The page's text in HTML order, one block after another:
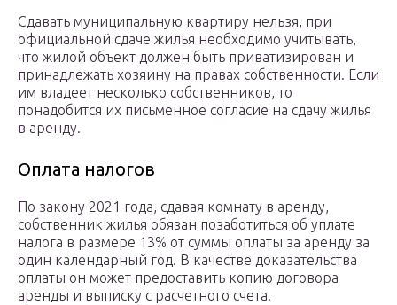
Сдавать муниципальную квартиру нельзя, при
официальной сдаче жилья необходимо учитывать,
что жилой объект должен быть приватизирован и
принадлежать хозяину на правах собственности. Если
им владеет несколько собственников, то
понадобится их письменное согласие на сдачу жилья
в аренду.
Оплата налогов
По закону 2021 года, сдавая комнату в аренду,
собственник жилья обязан позаботиться об уплате
налога в размере 13% от суммы оплаты за аренду за
один календарный год. В качестве доказательства
оплаты он может предоставить копию договора
аренды и выписку с расчетного счета.